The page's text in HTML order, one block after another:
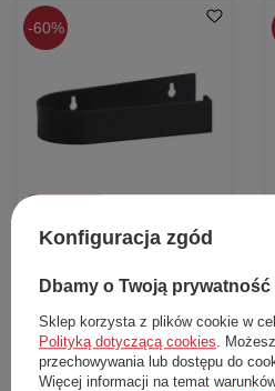
60%
Uchwyt na papier toaletowy Nordal
Nordal
Cena katalogowa:119,00 zł
48,00 zł
Najniższa cena z 30 dni przed obniżką:
57,00 zł
Konfiguracja zgód
Dbamy o Twoją prywatność
Sklep korzysta z plików cookie w
Polityką dotyczącą cookies .
przechowywania lub dostępu do
Więcej informacji na temat